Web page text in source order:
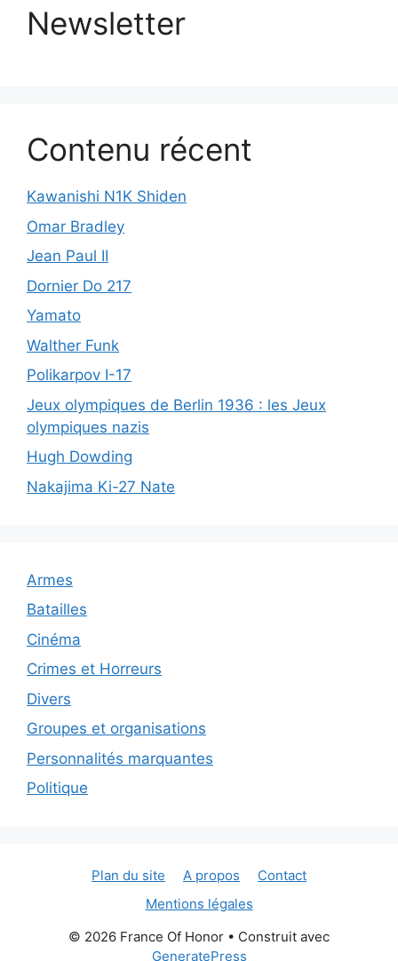
Newsletter
Contenu récent
Kawanishi N1K Shiden
Omar Bradley
Jean Paul II
Dornier Do 217
Yamato
Walther Funk
Polikarpov I-17
Jeux olympiques de Berlin 1936 : les Jeux
olympiques nazis
Hugh Dowding
Nakajima Ki-27 Nate
Armes
Batailles
Cinéma
Crimes et Horreurs
Divers
Groupes et organisations
Personnalités marquantes
Politique
Plan du site A propos
Contact
Mentions légales
© 2026 France Of Honor • Construit avec
GeneratePress